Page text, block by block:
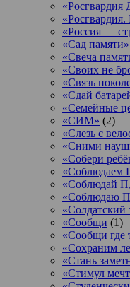
«Росгвардия
«Россия —
«Сад памяти»
«Свеча
«Своих не
«Связь
«Сдай
«Семейные
«СИМ» (2)
«Слезь с
«Сними
«Собери
«Соблюдаем
«Соблюдай
«Соблюдаю
«Солдатский
«Сообщи (1)
«Сообщи где
«Сохраним
«Стань
«Стимул